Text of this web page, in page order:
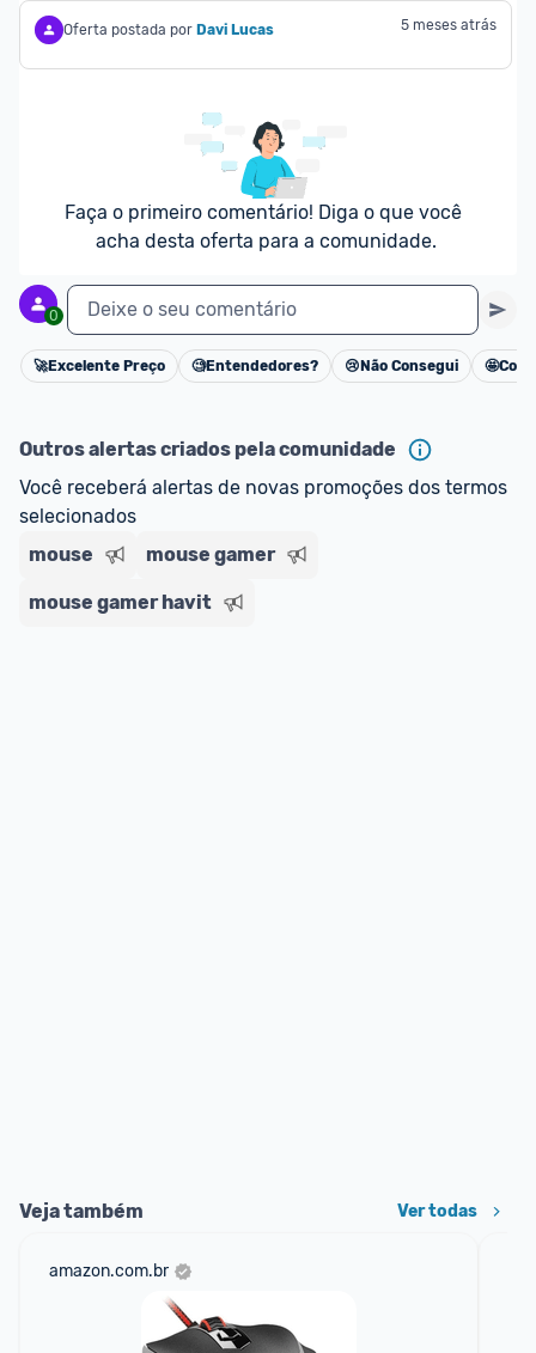
Oferta postada por Davi Lucas 5 meses atrás
Faça o primeiro comentário! Diga o que você
acha desta oferta para a comunidade.
0 Deixe o seu comentário
Cancelar
🚀Excelente Preço 🧐Entendedores? 😢 Não Consegui 🤩
Outros alertas criados pela comunidade
Você receberá alertas de novas promoções dos termos
selecionados
mouse
mouse gamer
mouse gamer havit
Veja também Ver todas
amazon.com.br